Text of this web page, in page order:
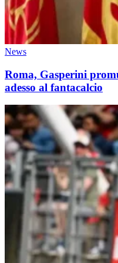
News
Roma, Gasperini
adesso al fantacalcio